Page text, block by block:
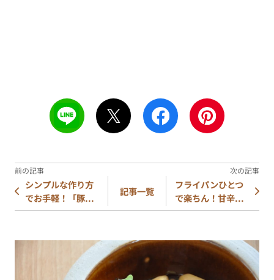
シンプルな作り方
でお手軽！「豚...
記事一覧
フライパンひとつ
で楽ちん！甘辛...